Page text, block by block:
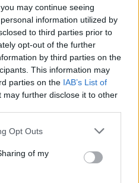
may continue seeing
information utilized by
to third parties prior to
opt-out of the further
by third parties on the
This information may
parties on the IAB’s List of
may further disclose it to other
Opt Outs
of my
στη διεθνή σειρά δεικτών
Θέατρο Επιδαύρου άνοιξε τις
ΤΗΝ ΚΑΤΗΓΟΡΊΑ